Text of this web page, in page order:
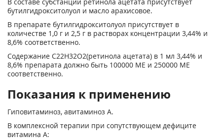
бутилгидрокситолуол и масло арахисовое.
В препарате бутилгидрокситолуол присутствует в
количестве 1,0 г и 2,5 г в растворах концентрации 3,44% и
8,6% соответственно.
Содержание С22Н32О2(ретинола ацетата) в 1 мл 3,44% и
8,6% препарата должно быть 100000 ME и 250000 ME
соответственно.
Показания к применению
Гиповитаминоз, авитаминоз А.
В комплексной терапии при сопутствующем дефиците
витамина А: